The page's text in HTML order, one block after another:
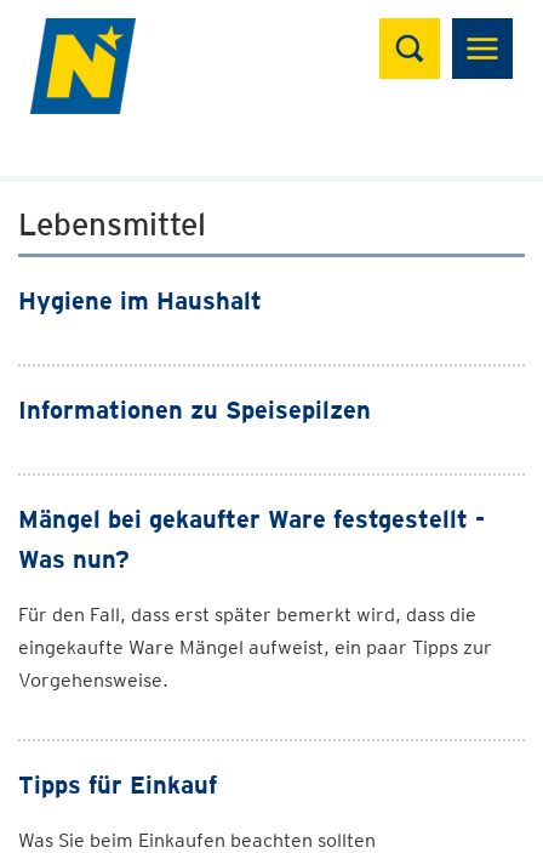
Suchen
Lebensmittel
Hygiene im Haushalt
Informationen zu Speisepilzen
Mängel bei gekaufter Ware festgestellt -
Was nun?
Für den Fall, dass erst später bemerkt wird, dass die
eingekaufte Ware Mängel aufweist, ein paar Tipps zur
Vorgehensweise.
Tipps für Einkauf
Was Sie beim Einkaufen beachten sollten